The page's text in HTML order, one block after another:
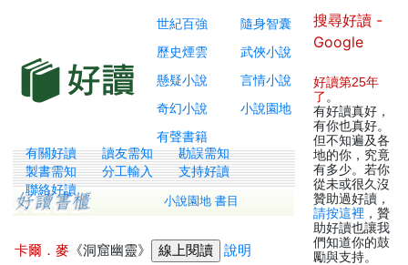
世紀百強
隨身智囊
歷史煙雲
武俠小說
懸疑小說
言情小說
奇幻小說
小說園地
有聲書籍
有關好讀 讀友需知
勘誤需知
製書需知
分工輸入
支持好讀
聯絡好讀
小說園地 書目
卡爾．麥 《洞窟幽靈》 說明
搜尋好讀 -
Google
好讀第25年
了 。
有好讀真好，
有你也真好。
但不知遍及各
地的你，究竟
有多少。若你
從未或很久沒
贊助過好讀，
請按這裡 ，贊
助好讀也讓我
們知道你的鼓
勵與支持。